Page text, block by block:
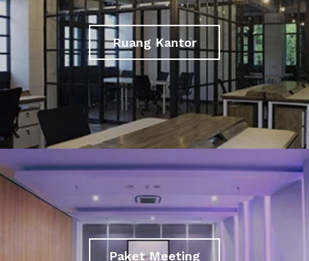
Ruang Kantor
Paket Meeting